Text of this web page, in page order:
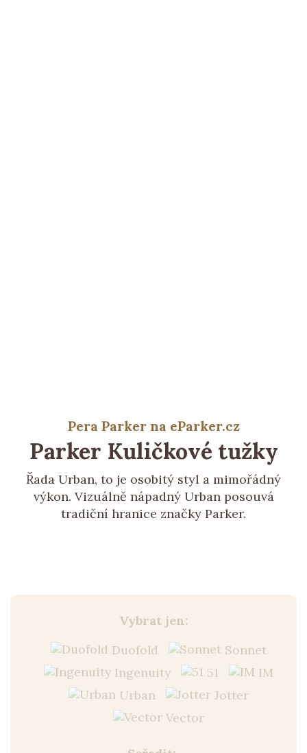
Pera Parker na eParker.cz
Parker Kuličkové tužky
Řada Urban, to je osobitý styl a mimořádný
výkon. Vizuálně nápadný Urban posouvá
tradiční hranice značky Parker.
Vybrat jen:
Duofold
Sonnet
Ingenuity
51
IM
Urban
Jotter
Vector